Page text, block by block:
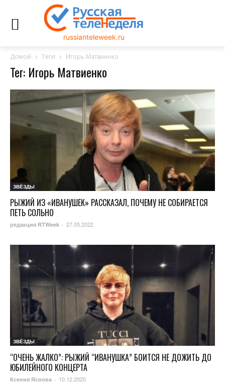
russianteleweek.ru
Домой Теги Игорь Матвиенко
Тег: Игорь Матвиенко
ЗВЁЗДЫ
РЫЖИЙ ИЗ «ИВАНУШЕК» РАССКАЗАЛ, ПОЧЕМУ НЕ СОБИРАЕТСЯ
ПЕТЬ СОЛЬНО
редакция RTWeek - 27.05.2022
ЗВЁЗДЫ
“ОЧЕНЬ ЖАЛКО”: РЫЖИЙ “ИВАНУШКА” БОИТСЯ НЕ ДОЖИТЬ ДО
ЮБИЛЕЙНОГО КОНЦЕРТА
Ксения Яснова - 10.12.2020